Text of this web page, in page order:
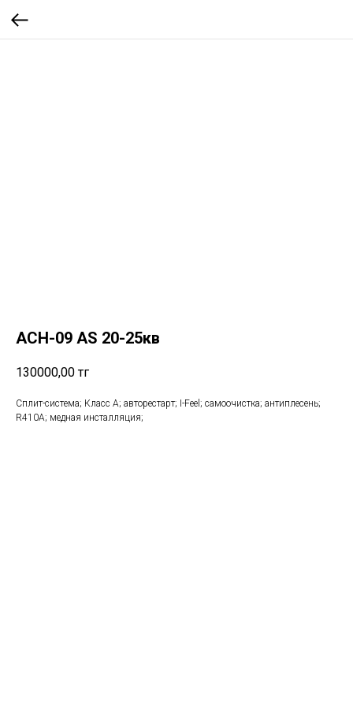
ACH-09 AS 20-25кв
130000,00 тг
Сплит-система; Класс A; авторестарт; I-Feel; самоочистка; антиплесень;
R410A; медная инсталляция;